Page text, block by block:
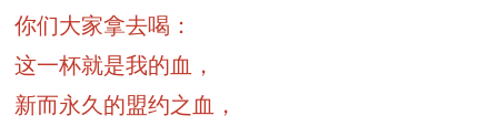
你们大家拿去喝：
这一杯就是我的血，
新而永久的盟约之血，